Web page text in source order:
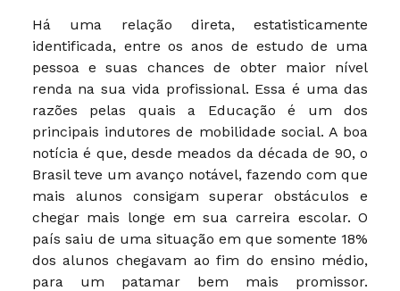
Há uma relação direta, estatisticamente
identificada, entre os anos de estudo de uma
pessoa e suas chances de obter maior nível
renda na sua vida profissional. Essa é uma das
razões pelas quais a Educação é um dos
principais indutores de mobilidade social. A boa
notícia é que, desde meados da década de 90, o
Brasil teve um avanço notável, fazendo com que
mais alunos consigam superar obstáculos e
chegar mais longe em sua carreira escolar. O
país saiu de uma situação em que somente 18%
dos alunos chegavam ao fim do ensino médio,
para um patamar bem mais promissor.